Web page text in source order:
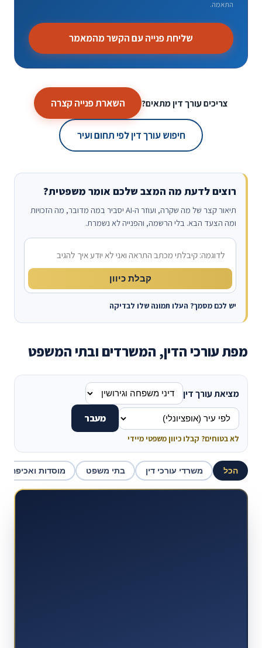
התאמה.
שליחת פנייה עם הקשר מהמאמר
צריכים עורך דין מתאים? השארת פנייה קצרה
חיפוש עורך דין לפי תחום ועיר
רוצים לדעת מה המצב שלכם אומר משפטית?
תיאור קצר של מה שקרה, ועוזר ה-AI יסביר במה מדובר, מה הזכויות
ומה הצעד הבא. בלי הרשמה, והפנייה לא נשמרת.
מה קרה?
קבלת כיוון
יש לכם מסמך? העלו תמונה שלו לבדיקה
מפת עורכי הדין, המשרדים ובתי המשפט
מציאת עורך דין
מעבר
לא בטוחים? קבלו כיוון משפטי מיידי
הכל משרדי עורכי דין בתי משפט מוסדות ואכיפה